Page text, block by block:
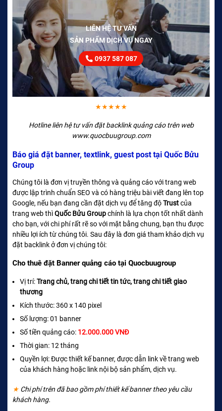
LIÊN HỆ TƯ VẤN
SẢN PHẨM DỊCH VỤ NGAY
0937 587 087
★★★★★
Hotline liên hệ tư vấn đặt backlink quảng cáo trên web
www.quocbuugroup.com
Báo giá đặt banner, textlink, guest post tại Quốc Bửu
Group
Chúng tôi là đơn vị truyền thông và quảng cáo với trang web
được lập trình chuẩn SEO và có hàng triệu bài viết đang lên top
Google, nếu bạn đang cần đặt dịch vụ để tăng độTrustcủa
trang web thìQuốc Bửu Groupchính là lựa chọn tốt nhất dành
cho bạn, với chi phí rất rẽ so với mặt bằng chung, bạn thu được
nhiều lợi ích từ chúng tôi. Sau đây là đơn giá tham khảo dịch vụ
đặt backlink ở đơn vị chúng tôi:
Cho thuê đặt Banner quảng cáo tại Quocbuugroup
Vị trí:Trang chủ, trang chi tiết tin tức, trang chi tiết giao
thương
Kích thước: 360 x 140 pixel
Số lượng: 01 banner
Số tiền quảng cáo: 12.000.000 VNĐ
Thời gian: 12 tháng
Quyền lợi: Được thiết kế banner, được dẫn link về trang web
của khách hàng hoặc link nội bộ sản phẩm, dịch vụ.
★ Chi phí trên đã bao gồm phí thiết kế banner theo yêu cầu
khách hàng.